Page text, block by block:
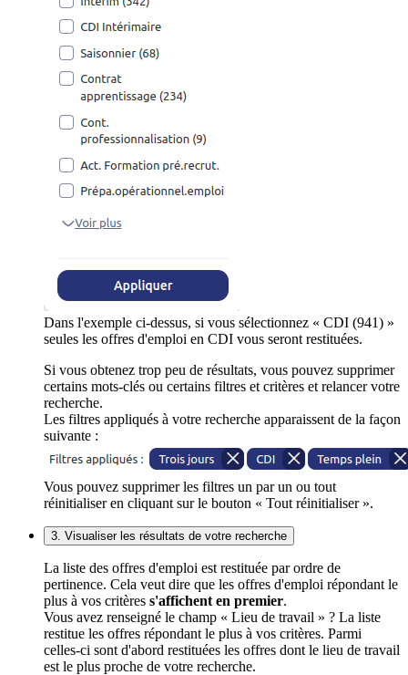
Dans l'exemple ci-dessus, si vous sélectionnez « CDI (941) »
seules les offres d'emploi en CDI vous seront restituées.
Si vous obtenez trop peu de résultats, vous pouvez supprimer
certains mots-clés ou certains filtres et critères et relancer votre
recherche.
Les filtres appliqués à votre recherche apparaissent de la façon
suivante :
Vous pouvez supprimer les filtres un par un ou tout
réinitialiser en cliquant sur le bouton « Tout réinitialiser ».
3. Visualiser les résultats de votre recherche
La liste des offres d'emploi est restituée par ordre de
pertinence. Cela veut dire que les offres d'emploi répondant le
plus à vos critères s'affichent en premier.
Vous avez renseigné le champ « Lieu de travail » ? La liste
restitue les offres répondant le plus à vos critères. Parmi
celles-ci sont d'abord restituées les offres dont le lieu de travail
est le plus proche de votre recherche.